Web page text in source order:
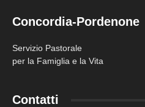
Concordia-Pordenone
Servizio Pastorale
per la Famiglia e la Vita
Contatti